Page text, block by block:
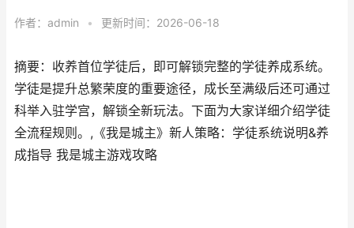
作者： admin • 更新时间：2026-06-18
摘要：收养首位学徒后，即可解锁完整的学徒养成系统。
学徒是提升总繁荣度的重要途径，成长至满级后还可通过
科举入驻学宫，解锁全新玩法。下面为大家详细介绍学徒
全流程规则。,《我是城主》新人策略：学徒系统说明&养
成指导 我是城主游戏攻略